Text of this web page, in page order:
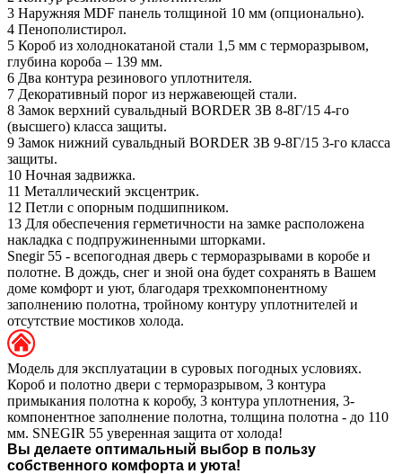
3 Наружняя MDF панель толщиной 10 мм (опционально).
4 Пенополистирол.
5 Короб из холоднокатаной стали 1,5 мм с терморазрывом,
глубина короба – 139 мм.
6 Два контура резинового уплотнителя.
7 Декоративный порог из нержавеющей стали.
8 Замок верхний сувальдный BORDER ЗВ 8-8Г/15 4-го
(высшего) класса защиты.
9 Замок нижний сувальдный BORDER ЗВ 9-8Г/15 3-го класса
защиты.
10 Ночная задвижка.
11 Металлический эксцентрик.
12 Петли с опорным подшипником.
13 Для обеспечения герметичности на замке расположена
накладка с подпружиненными шторками.
Snegir 55 - всепогодная дверь с терморазрывами в коробе и
полотне. В дождь, снег и зной она будет сохранять в Вашем
доме комфорт и уют, благодаря трехкомпонентному
заполнению полотна, тройному контуру уплотнителей и
отсутствие мостиков холода.
Модель для эксплуатации в суровых погодных условиях.
Короб и полотно двери с терморазрывом, 3 контура
примыкания полотна к коробу, 3 контура уплотнения, 3-
компонентное заполнение полотна, толщина полотна - до 110
мм. SNEGIR 55 уверенная защита от холода!
Вы делаете оптимальный выбор в пользу
собственного комфорта и уюта!